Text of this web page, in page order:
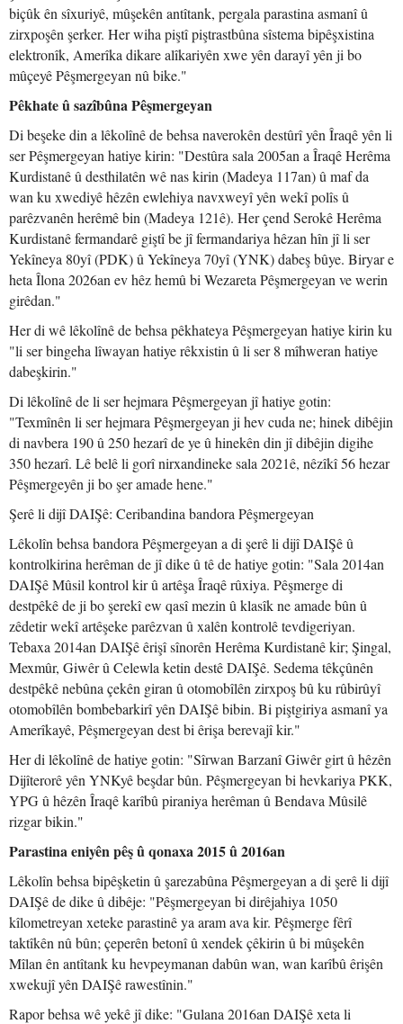
biçûk ên sîxuriyê, mûşekên antîtank, pergala parastina asmanî û
zirxpoşên şerker. Her wiha piştî piştrastbûna sîstema bipêşxistina
elektronîk, Amerîka dikare alîkariyên xwe yên darayî yên ji bo
mûçeyê Pêşmergeyan nû bike."
Pêkhate û sazîbûna Pêşmergeyan
Di beşeke din a lêkolînê de behsa naverokên destûrî yên Îraqê yên li
ser Pêşmergeyan hatiye kirin: "Destûra sala 2005an a Îraqê Herêma
Kurdistanê û desthilatên wê nas kirin (Madeya 117an) û maf da
wan ku xwediyê hêzên ewlehiya navxweyî yên wekî polîs û
parêzvanên herêmê bin (Madeya 121ê). Her çend Serokê Herêma
Kurdistanê fermandarê giştî be jî fermandariya hêzan hîn jî li ser
Yekîneya 80yî (PDK) û Yekîneya 70yî (YNK) dabeş bûye. Biryar e
heta Îlona 2026an ev hêz hemû bi Wezareta Pêşmergeyan ve werin
girêdan."
Her di wê lêkolînê de behsa pêkhateya Pêşmergeyan hatiye kirin ku
"li ser bingeha lîwayan hatiye rêkxistin û li ser 8 mîhweran hatiye
dabeşkirin."
Di lêkolînê de li ser hejmara Pêşmergeyan jî hatiye gotin:
"Texmînên li ser hejmara Pêşmergeyan ji hev cuda ne; hinek dibêjin
di navbera 190 û 250 hezarî de ye û hinekên din jî dibêjin digihe
350 hezarî. Lê belê li gorî nirxandineke sala 2021ê, nêzîkî 56 hezar
Pêşmergeyên ji bo şer amade hene."
Şerê li dijî DAIŞê: Ceribandina bandora Pêşmergeyan
Lêkolîn behsa bandora Pêşmergeyan a di şerê li dijî DAIŞê û
kontrolkirina herêman de jî dike û tê de hatiye gotin: "Sala 2014an
DAIŞê Mûsil kontrol kir û artêşa Îraqê rûxiya. Pêşmerge di
destpêkê de ji bo şerekî ew qasî mezin û klasîk ne amade bûn û
zêdetir wekî artêşeke parêzvan û xalên kontrolê tevdigeriyan.
Tebaxa 2014an DAIŞê êrişî sînorên Herêma Kurdistanê kir; Şingal,
Mexmûr, Giwêr û Celewla ketin destê DAIŞê. Sedema têkçûnên
destpêkê nebûna çekên giran û otomobîlên zirxpoş bû ku rûbirûyî
otomobîlên bombebarkirî yên DAIŞê bibin. Bi piştgiriya asmanî ya
Amerîkayê, Pêşmergeyan dest bi êrişa berevajî kir."
Her di lêkolînê de hatiye gotin: "Sîrwan Barzanî Giwêr girt û hêzên
Dijîterorê yên YNKyê beşdar bûn. Pêşmergeyan bi hevkariya PKK,
YPG û hêzên Îraqê karîbû piraniya herêman û Bendava Mûsilê
rizgar bikin."
Parastina eniyên pêş û qonaxa 2015 û 2016an
Lêkolîn behsa bipêşketin û şarezabûna Pêşmergeyan a di şerê li dijî
DAIŞê de dike û dibêje: "Pêşmergeyan bi dirêjahiya 1050
kîlometreyan xeteke parastinê ya aram ava kir. Pêşmerge fêrî
taktîkên nû bûn; çeperên betonî û xendek çêkirin û bi mûşekên
Mîlan ên antîtank ku hevpeymanan dabûn wan, wan karîbû êrişên
xwekujî yên DAIŞê rawestînin."
Rapor behsa wê yekê jî dike: "Gulana 2016an DAIŞê xeta li